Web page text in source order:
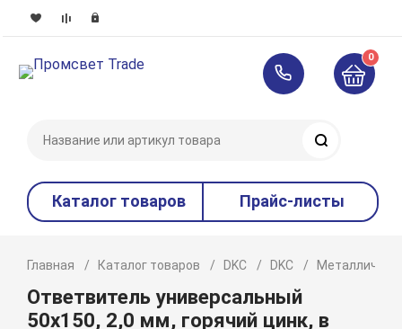
0
Каталог товаров Прайс-листы
Главная Каталог товаров DKC DKC
Ответвитель универсальный
50х150, 2,0 мм, горячий цинк, в